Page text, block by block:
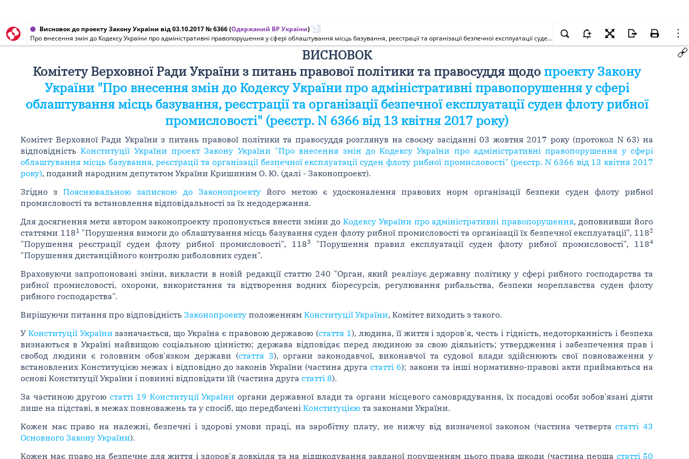
Висновок до проекту Закону України від 03.10.2017 № 6366(Одержаний ВР України)
Про внесення змін до Кодексу України про адміністративні правопорушення у сфері облаштування місць базування, реєстрації та організації безпечної експлуатації суден флоту рибної промисловості